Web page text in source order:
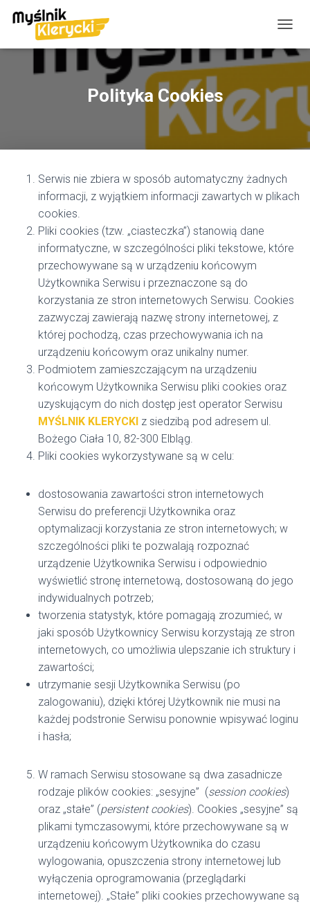
R
Z
Ł
Ą
I
G
Ę
Polityka Cookies
Serwis nie zbiera w sposób automatyczny żadnych
informacji, z wyjątkiem informacji zawartych w plikach
cookies.
Pliki cookies (tzw. „ciasteczka”) stanowią dane
informatyczne, w szczególności pliki tekstowe, które
przechowywane są w urządzeniu końcowym
Użytkownika Serwisu i przeznaczone są do
korzystania ze stron internetowych Serwisu. Cookies
zazwyczaj zawierają nazwę strony internetowej, z
której pochodzą, czas przechowywania ich na
urządzeniu końcowym oraz unikalny numer.
Podmiotem zamieszczającym na urządzeniu
końcowym Użytkownika Serwisu pliki cookies oraz
uzyskującym do nich dostęp jest operator Serwisu
MYŚLNIK KLERYCKI z siedzibą pod adresem ul.
Bożego Ciała 10, 82-300 Elbląg.
Pliki cookies wykorzystywane są w celu:
dostosowania zawartości stron internetowych
Serwisu do preferencji Użytkownika oraz
optymalizacji korzystania ze stron internetowych; w
szczególności pliki te pozwalają rozpoznać
urządzenie Użytkownika Serwisu i odpowiednio
wyświetlić stronę internetową, dostosowaną do jego
indywidualnych potrzeb;
tworzenia statystyk, które pomagają zrozumieć, w
jaki sposób Użytkownicy Serwisu korzystają ze stron
internetowych, co umożliwia ulepszanie ich struktury i
zawartości;
utrzymanie sesji Użytkownika Serwisu (po
zalogowaniu), dzięki której Użytkownik nie musi na
każdej podstronie Serwisu ponownie wpisywać loginu
i hasła;
W ramach Serwisu stosowane są dwa zasadnicze
rodzaje plików cookies: „sesyjne” (session cookies)
oraz „stałe” (persistent cookies). Cookies „sesyjne” są
plikami tymczasowymi, które przechowywane są w
urządzeniu końcowym Użytkownika do czasu
wylogowania, opuszczenia strony internetowej lub
wyłączenia oprogramowania (przeglądarki
internetowej). „Stałe” pliki cookies przechowywane są